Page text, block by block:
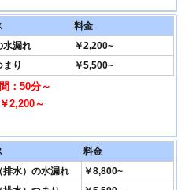
料金
水漏れ
￥2,200~
まり
￥5,500~
：50分～
2,200～
料金
排水）の水漏れ
￥8,800~